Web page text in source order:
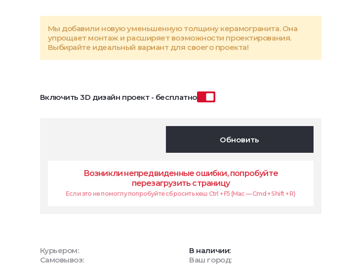
Мы добавили новую уменьшенную толщину керамогранита. Она
упрощает монтаж и расширяет возможности проектирования.
Выбирайте идеальный вариант для своего проекта!
Включить 3D дизайн проект - бесплатно
Обновить
Возникли непредвиденные ошибки, попробуйте
перезагрузить страницу
Если это не помоглу попробуйте сбросить кеш Ctrl + F5 (Mac — Cmd + Shift + R)
Курьером:
Самовывоз:
В наличии:
Ваш город: